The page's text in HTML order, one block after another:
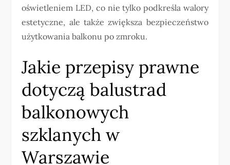
oświetleniem LED, co nie tylko podkreśla walory
estetyczne, ale także zwiększa bezpieczeństwo
użytkowania balkonu po zmroku.
Jakie przepisy prawne
dotyczą balustrad
balkonowych
szklanych w
Warszawie